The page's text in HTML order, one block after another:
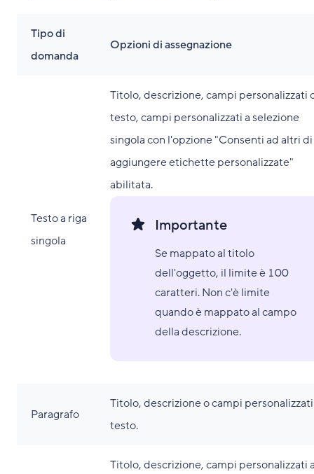
Tipo di
domanda
Opzioni di assegnazione
Testo a riga
singola
Titolo, descrizione, campi personalizzati
testo, campi personalizzati a selezione
singola con l'opzione "Consenti ad altri di
aggiungere etichette personalizzate"
abilitata.
Importante
Se mappato al titolo
dell'oggetto, il limite è 100
caratteri. Non c'è limite
quando è mappato al campo
della descrizione.
Paragrafo
Titolo, descrizione o campi
testo.
Titolo, descrizione, campi personalizzati